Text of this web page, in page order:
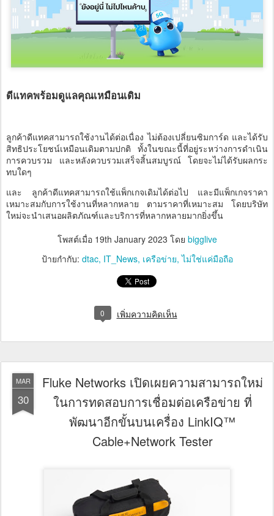
ดีแทคพร้อมดูแลคุณเหมือนเดิม
ลูกค้าดีแทคสามารถใช้งานได้ต่อเนื่อง ไม่ต้องเปลี่ยนซิมการ์ด และได้รับ
สิทธิประโยชน์เหมือนเดิมตามปกติ ทั้งในขณะนี้ที่อยู่ระหว่างการดำเนิน
การควบรวม และหลังควบรวมเสร็จสิ้นสมบูรณ์ โดยจะไม่ได้รับผลกระ
ทบใดๆ
และ ลูกค้าดีแทคสามารถใช้แพ็กเกจเดิมได้ต่อไป และมีแพ็กเกจราคา
เหมาะสมกับการใช้งานที่หลากหลาย ตามราคาที่เหมาะสม โดยบริษัท
ใหม่จะนำเสนอผลิตภัณฑ์และบริการที่หลากหลายมากยิ่งขึ้น
โพสต์เมื่อ 19th January 2023 โดย bigglive
ป้ายกำกับ: dtac IT_News เครือข่าย ไม่ใช่แค่มือถือ
0 เพิ่มความคิดเห็น
MAR
30
Fluke Networks เปิดเผยความสามารถใหม่
ในการทดสอบการเชื่อมต่อเครือข่าย ที่
พัฒนาอีกขั้นบนเครื่อง LinkIQ™
Cable+Network Tester